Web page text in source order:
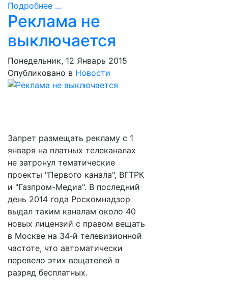
Подробнее ...
Реклама не
выключается
Понедельник, 12 Январь 2015
Опубликовано в Новости
Запрет размещать рекламу с 1
января на платных телеканалах
не затронул тематические
проекты "Первого канала", ВГТРК
и "Газпром-Медиа". В последний
день 2014 года Роскомнадзор
выдал таким каналам около 40
новых лицензий с правом вещать
в Москве на 34‑й телевизионной
частоте, что автоматически
перевело этих вещателей в
разряд бесплатных.